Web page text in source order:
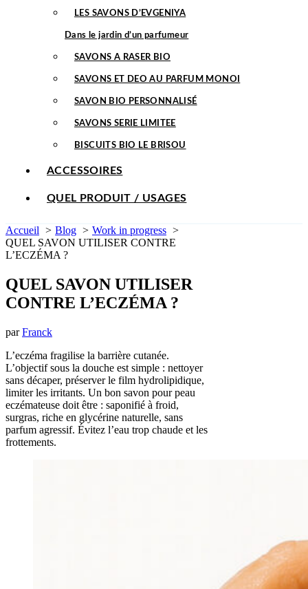
LES SAVONS D’EVGENIYA
Dans le jardin d’un parfumeur
SAVONS A RASER BIO
SAVONS ET DEO AU PARFUM MONOI
SAVON BIO PERSONNALISÉ
SAVONS SERIE LIMITEE
BISCUITS BIO LE BRISOU
ACCESSOIRES
QUEL PRODUIT / USAGES
Accueil Blog
Work in progress
QUEL SAVON UTILISER CONTRE
L’ECZÉMA ?
QUEL SAVON UTILISER
CONTRE L’ECZÉMA ?
parFranck
L’eczéma fragilise la barrière cutanée.
L’objectif sous la douche est simple : nettoyer
sans décaper, préserver le film hydrolipidique,
limiter les irritants. Un bon savon pour peau
eczémateuse doit être : saponifié à froid,
surgras, riche en glycérine naturelle, sans
parfum agressif. Évitez l’eau trop chaude et les
frottements.